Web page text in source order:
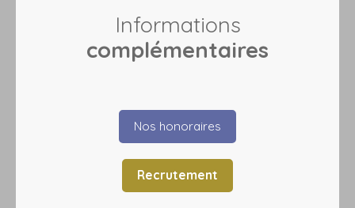
Informations
complémentaires
Nos honoraires
Recrutement